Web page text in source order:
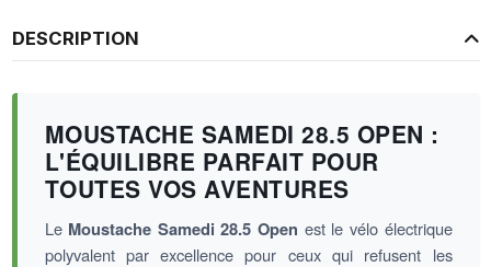
DESCRIPTION
MOUSTACHE SAMEDI 28.5 OPEN :
L'ÉQUILIBRE PARFAIT POUR
TOUTES VOS AVENTURES
Le Moustache Samedi 28.5 Open est le vélo électrique
polyvalent par excellence pour ceux qui refusent les